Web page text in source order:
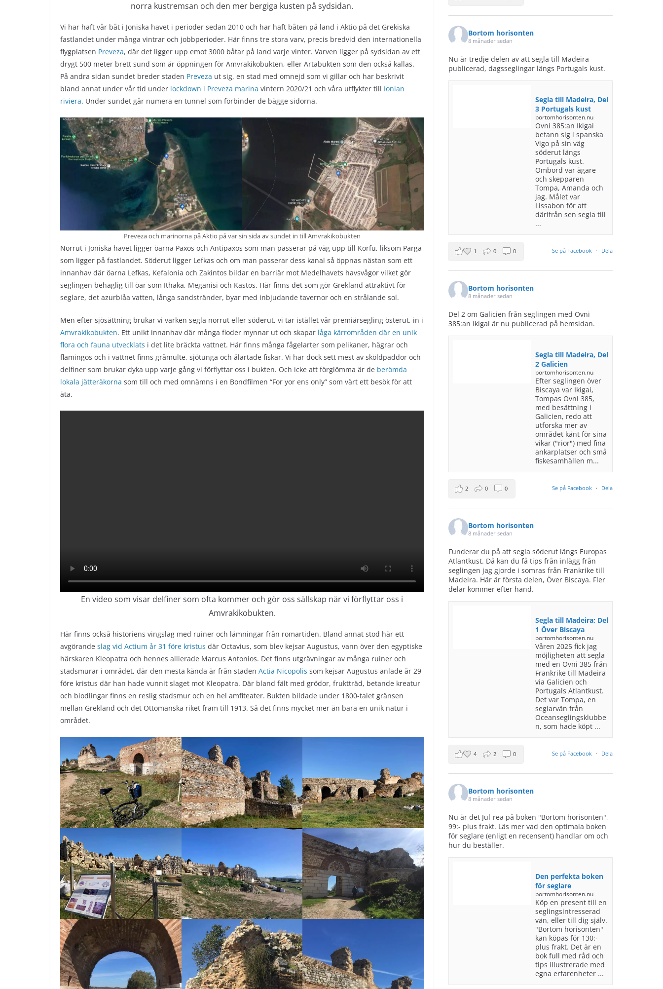
norra kustremsan och den mer bergiga kusten på sydsidan.
Vi har haft vår båt i Joniska havet i perioder sedan 2010 och har haft båten på land i Aktio på det Grekiska
fastlandet under många vintrar och jobbperioder. Här finns tre stora varv, precis bredvid den internationella
flygplatsen Preveza, där det ligger upp emot 3000 båtar på land varje vinter. Varven ligger på sydsidan av ett
drygt 500 meter brett sund som är öppningen för Amvrakikobukten, eller Artabukten som den också kallas.
På andra sidan sundet breder staden Preveza ut sig, en stad med omnejd som vi gillar och har beskrivit
bland annat under vår tid under lockdown i Preveza marina vintern 2020/21 och våra utflykter till Ionian
riviera. Under sundet går numera en tunnel som förbinder de bägge sidorna.
Preveza och marinorna på Aktio på var sin sida av sundet in till Amvrakikobukten
Norrut i Joniska havet ligger öarna Paxos och Antipaxos som man passerar på väg upp till Korfu, liksom Parga
som ligger på fastlandet. Söderut ligger Lefkas och om man passerar dess kanal så öppnas nästan som ett
innanhav där öarna Lefkas, Kefalonia och Zakintos bildar en barriär mot Medelhavets havsvågor vilket gör
seglingen behaglig till öar som Ithaka, Meganisi och Kastos. Här finns det som gör Grekland attraktivt för
seglare, det azurblåa vatten, långa sandstränder, byar med inbjudande tavernor och en strålande sol.
Men efter sjösättning brukar vi varken segla norrut eller söderut, vi tar istället vår premiärsegling österut, in i
Amvrakikobukten. Ett unikt innanhav där många floder mynnar ut och skapar låga kärrområden där en unik
flora och fauna utvecklats i det lite bräckta vattnet. Här finns många fågelarter som pelikaner, hägrar och
flamingos och i vattnet finns gråmulte, sjötunga och ålartade fiskar. Vi har dock sett mest av sköldpaddor och
delfiner som brukar dyka upp varje gång vi förflyttar oss i bukten. Och icke att förglömma är de berömda
lokala jätteräkorna som till och med omnämns i en Bondfilmen “For yor ens only” som värt ett besök för att
äta.
En video som visar delfiner som ofta kommer och gör oss sällskap när vi förflyttar oss i
Amvrakikobukten.
Här finns också historiens vingslag med ruiner och lämningar från romartiden. Bland annat stod här ett
avgörande slag vid Actium år 31 före kristus där Octavius, som blev kejsar Augustus, vann över den egyptiske
härskaren Kleopatra och hennes allierade Marcus Antonios. Det finns utgrävningar av många ruiner och
stadsmurar i området, där den mesta kända är från staden Actia Nicopolis som kejsar Augustus anlade år 29
före kristus där han hade vunnit slaget mot Kleopatra. Där bland fält med grödor, fruktträd, betande kreatur
och biodlingar finns en reslig stadsmur och en hel amfiteater. Bukten bildade under 1800-talet gränsen
mellan Grekland och det Ottomanska riket fram till 1913. Så det finns mycket mer än bara en unik natur i
området.
Bortom horisonten
8 månader sedan
Nu är tredje delen av att segla till Madeira
publicerad, dagsseglingar längs Portugals kust.
Segla till Madeira, Del
3 Portugals kust
bortomhorisonten.nu
Ovni 385:an Ikigai
befann sig i spanska
Vigo på sin väg
söderut längs
Portugals kust.
Ombord var ägare
och skepparen
Tompa, Amanda och
jag. Målet var
Lissabon för att
därifrån sen segla till
...
Se på Facebook · Dela
1 0 0
Bortom horisonten
8 månader sedan
Del 2 om Galicien från seglingen med Ovni
385:an Ikigai är nu publicerad på hemsidan.
Segla till Madeira, Del
2 Galicien
bortomhorisonten.nu
Efter seglingen över
Biscaya var Ikigai,
Tompas Ovni 385,
med besättning i
Galicien, redo att
utforska mer av
området känt för sina
vikar ("rior") med fina
ankarplatser och små
fiskesamhällen m...
Se på Facebook · Dela
2 0 0
Bortom horisonten
8 månader sedan
Funderar du på att segla söderut längs Europas
Atlantkust. Då kan du få tips från inlägg från
seglingen jag gjorde i somras från Frankrike till
Madeira. Här är första delen, Över Biscaya. Fler
delar kommer efter hand.
Segla till Madeira; Del
1 Över Biscaya
bortomhorisonten.nu
Våren 2025 fick jag
möjligheten att segla
med en Ovni 385 från
Frankrike till Madeira
via Galicien och
Portugals Atlantkust.
Det var Tompa, en
seglarvän från
Oceanseglingsklubbe
n, som hade köpt ...
Se på Facebook · Dela
4 2 0
Bortom horisonten
8 månader sedan
Nu är det Jul-rea på boken "Bortom horisonten",
99:- plus frakt. Läs mer vad den optimala boken
för seglare (enligt en recensent) handlar om och
hur du beställer.
Den perfekta boken
för seglare
bortomhorisonten.nu
Köp en present till en
seglingsintresserad
vän, eller till dig själv.
"Bortom horisonten"
kan köpas för 130:-
plus frakt. Det är en
bok full med råd och
tips illustrerade med
egna erfarenheter ...